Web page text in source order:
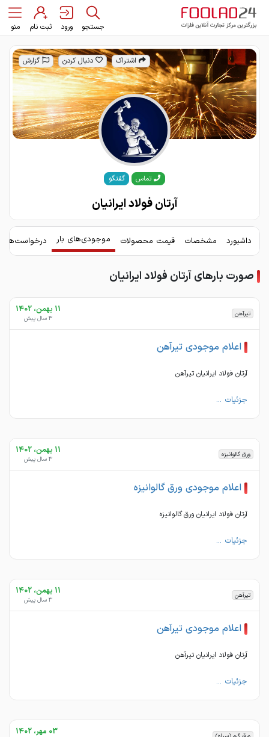
جستجو ورود ثبت نام منو
اشتراک دنبال کردن گزارش
تماس گفتگو
آرتان فولاد ایرانیان
داشبورد مشخصات قیمت محصولات موجودی‌های بار
صورت بارهای آرتان فولاد ایرانیان
تیرآهن 11 بهمن، 1402
3 سال پیش
اعلام موجودی تیرآهن
آرتان فولاد ایرانیان تیرآهن
جزئیات ...
ورق گالوانیزه 11 بهمن، 1402
3 سال پیش
اعلام موجودی ورق گالوانیزه
آرتان فولاد ایرانیان ورق گالوانیزه
جزئیات ...
تیرآهن 11 بهمن، 1402
3 سال پیش
اعلام موجودی تیرآهن
آرتان فولاد ایرانیان تیرآهن
جزئیات ...
03 مهر، 1402